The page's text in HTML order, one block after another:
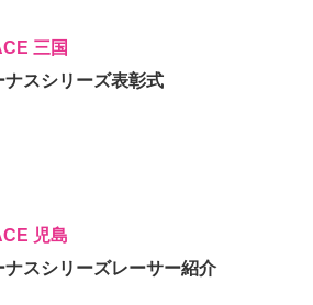
三国
ナスシリーズ表彰式
児島
ナスシリーズレーサー紹介